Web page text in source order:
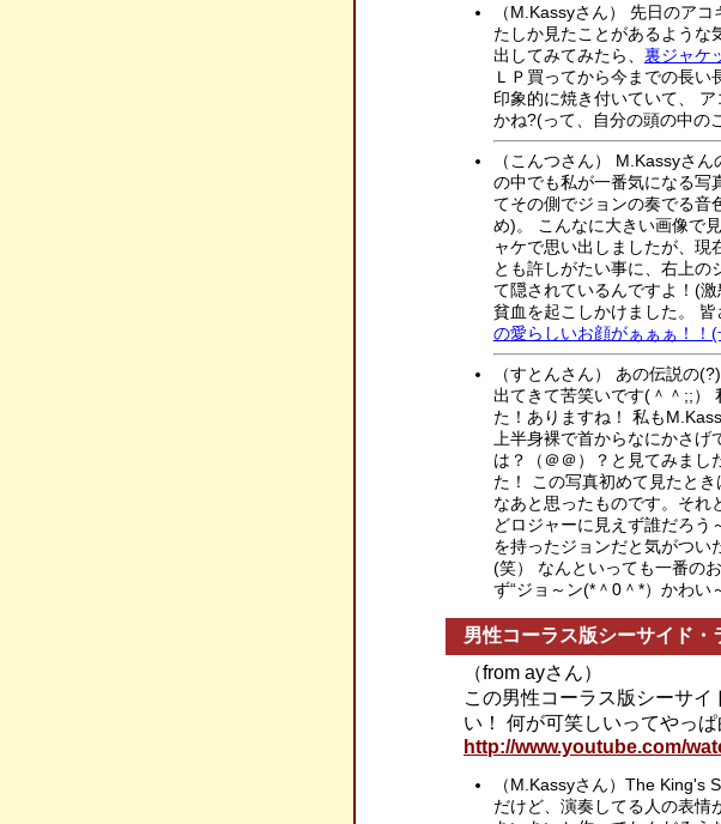
（M.Kassyさん） 先日のア
たしか見たことがあるような
出してみてみたら、 裏ジャケ
ＬＰ買ってから今までの長
印象的に焼き付いていて、
かね?(って、自分の頭の中の
（こんつさん） M.Kassyさ
の中でも私が一番気になる写
てその側でジョンの奏でる
め)。 こんなに大きい画像で
ャケで思い出しましたが、
とも許しがたい事に、右上の
て隠されているんですよ！(
貧血を起こしかけました。 皆
の愛らしいお顔がぁぁぁ！！(
（すとんさん） あの伝説の
出てきて苦笑いです(＾＾;;）
た！ありますね！ 私も
上半身裸で首からなにかさ
は？（＠＠）？と見てみまし
た！ この写真初めて見たと
なあと思ったものです。それ
どロジャーに見えず誰だろう
を持ったジョンだと気がつい
(笑） なんといっても一番の
ず“ジョ～ン(*＾0＾*）かわい
男性コーラス版シーサイド・
（from ayさん）
この男性コーラス版シーサ
い！ 何が可笑しいってやっ
http://www.youtube.com/
（M.Kassyさん）The King's
だけど、演奏してる人の表情